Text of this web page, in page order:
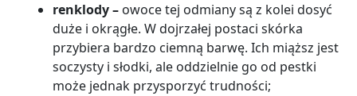
renklody– owoce tej odmiany są z kolei dosyć
duże i okrągłe. W dojrzałej postaci skórka
przybiera bardzo ciemną barwę. Ich miąższ jest
soczysty i słodki, ale oddzielnie go od pestki
może jednak przysporzyć trudności;